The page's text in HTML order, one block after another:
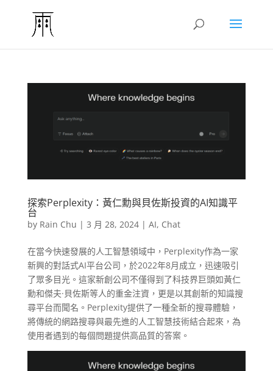
探索Perplexity：黃仁勳與貝佐斯投資的AI知識平
台
by Rain Chu | 3 月 28, 2024| AI, Chat
在當今快速發展的人工智慧領域中，Perplexity作為一家
新興的對話式AI平台公司，於2022年8月成立，迅速吸引
了眾多目光。這家新創公司不僅得到了科技界巨頭如黃仁
勳和傑夫·貝佐斯等人的重金注資，更是以其創新的知識搜
尋平台而聞名。Perplexity提供了一種全新的搜尋體驗，
將傳統的網路搜尋與最先進的人工智慧技術結合起來，為
使用者遇到的每個問題提供高品質的答案。